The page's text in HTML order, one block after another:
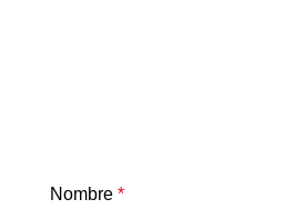
Nombre *